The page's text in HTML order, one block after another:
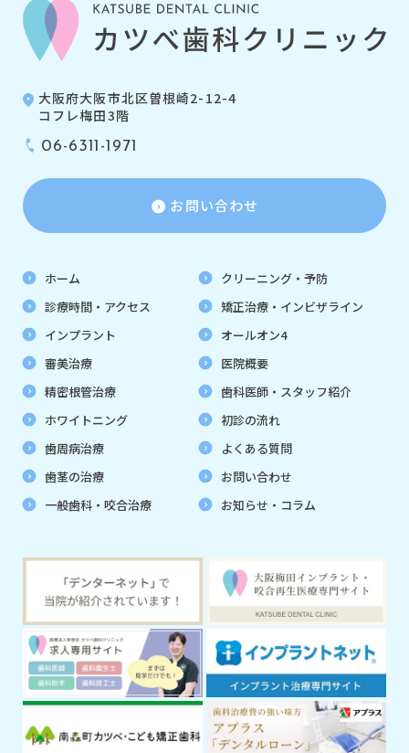
大阪府大阪市北区曽根崎2-12-4
コフレ梅田3階
06-6311-1971
お問い合わせ
ホーム
診療時間・アクセス
インプラント
審美治療
精密根管治療
ホワイトニング
歯周病治療
歯茎の治療
一般歯科・咬合治療
クリーニング・予防
矯正治療・インビザライン
オールオン4
医院概要
歯科医師・スタッフ紹介
初診の流れ
よくある質問
お問い合わせ
お知らせ・コラム